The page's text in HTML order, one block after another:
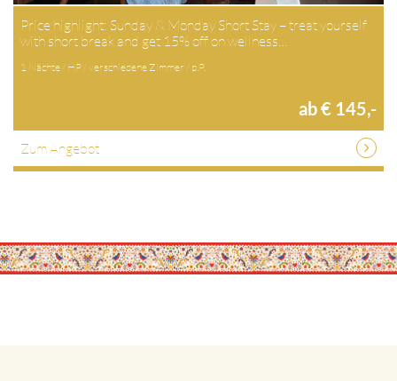
Price highlight: Sunday & Monday Short Stay – treat yourself
with short break and get 15% off on wellness…
1 Nächte / HP / verschiedene Zimmer / p.P.
ab € 145,-
Zum Angebot